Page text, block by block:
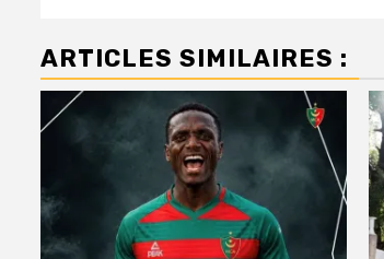
ARTICLES SIMILAIRES :